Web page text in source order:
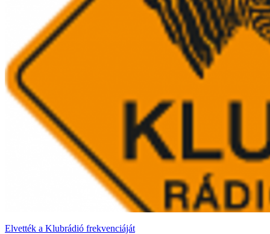
Elvették a Klubrádió frekvenciáját